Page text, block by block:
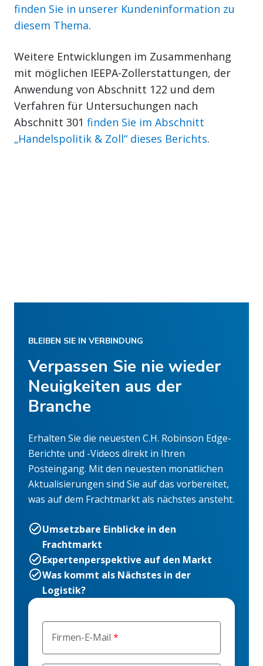
finden Sie in unserer Kundeninformation zu
diesem Thema.
Weitere Entwicklungen im Zusammenhang
mit möglichen IEEPA-Zollerstattungen, der
Anwendung von Abschnitt 122 und dem
Verfahren für Untersuchungen nach
Abschnitt 301 finden Sie im Abschnitt
„Handelspolitik & Zoll“ dieses Berichts.
Firmen-E-Mail
BLEIBEN SIE IN VERBINDUNG
Verpassen Sie nie wieder
Neuigkeiten aus der
Branche
Erhalten Sie die neuesten C.H. Robinson Edge-
Berichte und -Videos direkt in Ihren
Posteingang. Mit den neuesten monatlichen
Aktualisierungen sind Sie auf das vorbereitet,
was auf dem Frachtmarkt als nächstes ansteht.
Umsetzbare Einblicke in den
Frachtmarkt
Expertenperspektive auf den Markt
Was kommt als Nächstes in der
Logistik?